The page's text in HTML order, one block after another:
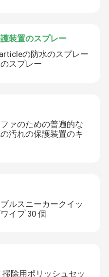
装置のスプレー
の防水のスプレー
スプレー
ァのための普遍的な
汚れの保護装置のキ
ルスニーカークイッ
イプ 30 個
除用ポリッシュセッ